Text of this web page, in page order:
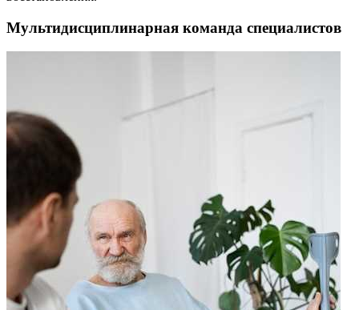
Мультидисциплинарная команда специалистов